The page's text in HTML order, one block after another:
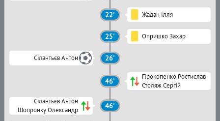
22' Жадан Ілля
25' Опришко Захар
Сілантьєв Антон 26'
46'
Прокопенко Ростислав
Столяж Сергій
Сілантьєв Антон
Шопронку Олександр
46'